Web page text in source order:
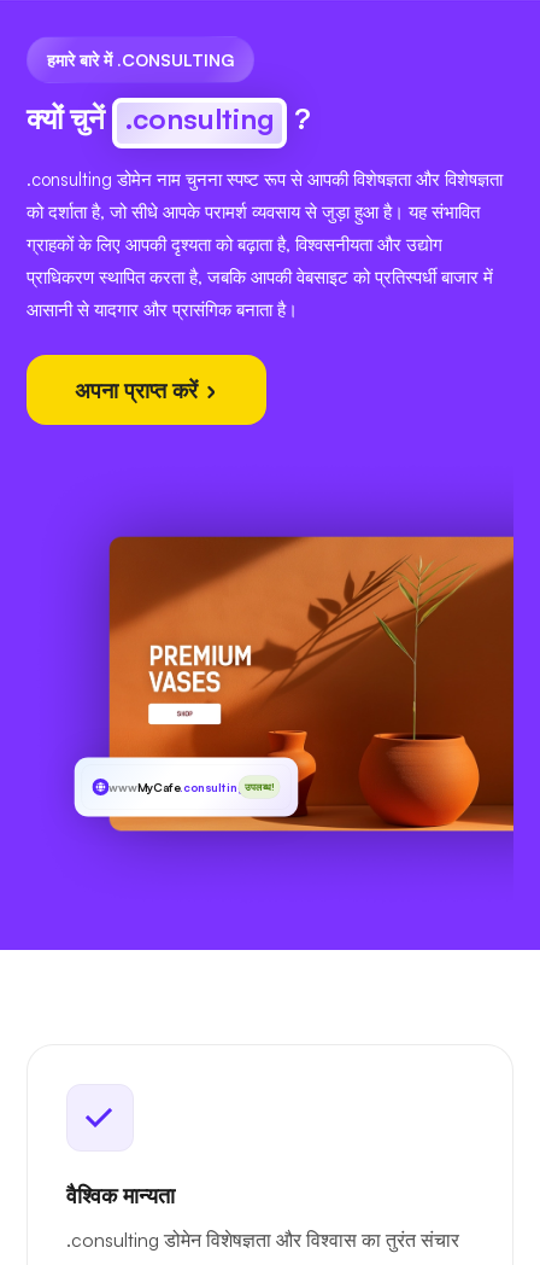
हमारे बारे में .CONSULTING
क्यों चुनें .consulting ?
.consulting डोमेन नाम चुनना स्पष्ट रूप से आपकी विशेषज्ञता और विशेषज्ञता
को दर्शाता है, जो सीधे आपके परामर्श व्यवसाय से जुड़ा हुआ है। यह संभावित
ग्राहकों के लिए आपकी दृश्यता को बढ़ाता है, विश्वसनीयता और उद्योग
प्राधिकरण स्थापित करता है, जबकि आपकी वेबसाइट को प्रतिस्पर्धी बाजार में
आसानी से यादगार और प्रासंगिक बनाता है।
अपना प्राप्त करें
wwwMyCafe.consultingउपलब्ध!
वैश्विक मान्यता
.consulting डोमेन विशेषज्ञता और विश्वास का तुरंत संचार